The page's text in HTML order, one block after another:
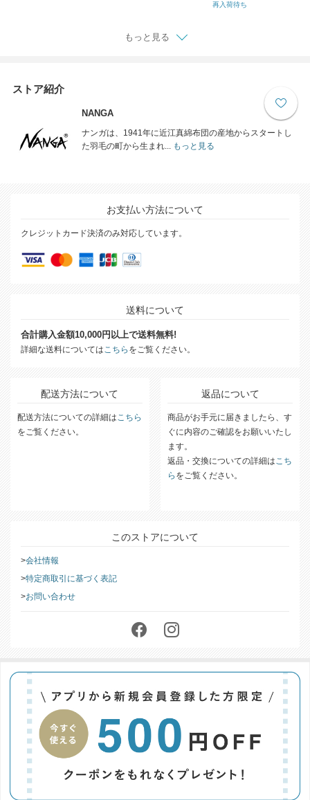
再入荷待ち
もっと見る
ストア紹介
NANGA
ナンガは、1941年に近江真綿布団の産地からスタートし
た羽毛の町から生まれ...もっと見る
お支払い方法について
クレジットカード決済のみ対応しています。
送料について
合計購入金額10,000円以上で送料無料!
詳細な送料については こちら をご覧ください。
配送方法について
配送方法についての詳細は こちら
をご覧ください。
返品について
商品がお手元に届きましたら、す
ぐに内容のご確認をお願いいたし
ます。
返品・交換についての詳細は こち
ら をご覧ください。
このストアについて
会社情報
特定商取引に基づく表記
お問い合わせ